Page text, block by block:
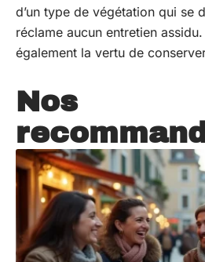
d’un type de végétation qui se
réclame aucun entretien
également la vertu de
Nos